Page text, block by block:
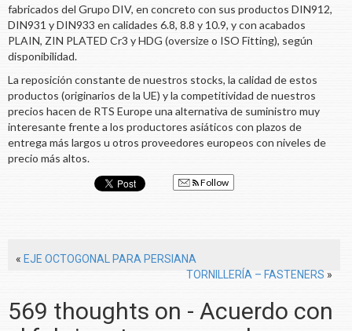
fabricados del Grupo DIV, en concreto con sus productos DIN912,
DIN931 y DIN933 en calidades 6.8, 8.8 y 10.9, y con acabados
PLAIN, ZIN PLATED Cr3 y HDG (oversize o ISO Fitting), según
disponibilidad.
La reposición constante de nuestros stocks, la calidad de estos
productos (originarios de la UE) y la competitividad de nuestros
precios hacen de RTS Europe una alternativa de suministro muy
interesante frente a los productores asiáticos con plazos de
entrega más largos u otros proveedores europeos con niveles de
precio más altos.
Follow
« EJE OCTOGONAL PARA PERSIANA
TORNILLERÍA – FASTENERS »
569 thoughts on - Acuerdo con